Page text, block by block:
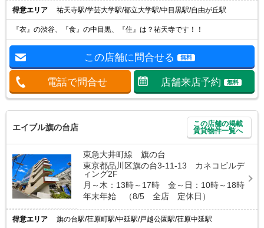
得意エリア 祐天寺駅/学芸大学駅/都立大学駅/中目黒駅/自由が丘駅
『衣』の渋谷、『食』の中目黒、『住』は？祐天寺です！！
この店舗に問合せる 無料
電話で問合せ 店舗来店予約 無料
エイブル旗の台店
この店舗の掲載
賃貸物件一覧へ
東急大井町線 旗の台
東京都品川区旗の台3-11-13 カネコビルデ
ィング2F
月～木：13時～17時 金～日：10時～18時
年末年始 （8/5 全店 定休日）
得意エリア 旗の台駅/荏原町駅/中延駅/戸越公園駅/荏原中延駅